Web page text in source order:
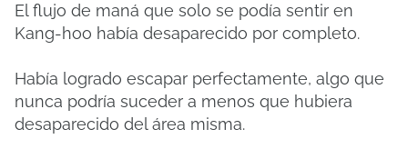
El flujo de maná que solo se podía sentir en
Kang-hoo había desaparecido por completo.
Había logrado escapar perfectamente, algo que
nunca podría suceder a menos que hubiera
desaparecido del área misma.